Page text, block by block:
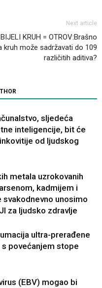
Next article
BIJELI KRUH = OTROV:Brašno
kruh može sadržavati do 109
različitih aditiva?
sljedeća
inteligencije, bit će
od ljudskog
metala uzrokovanih
kadmijem i
svakodnevno unosimo
za ljudsko zdravlje
ultra-prerađene
s povećanjem stope
(EBV) mogao bi